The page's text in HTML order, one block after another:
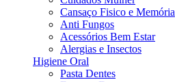
Cansaço Fisico e Memória
Anti Fungos
Acessórios Bem Estar
Alergias e Insectos
Higiene Oral
Pasta Dentes